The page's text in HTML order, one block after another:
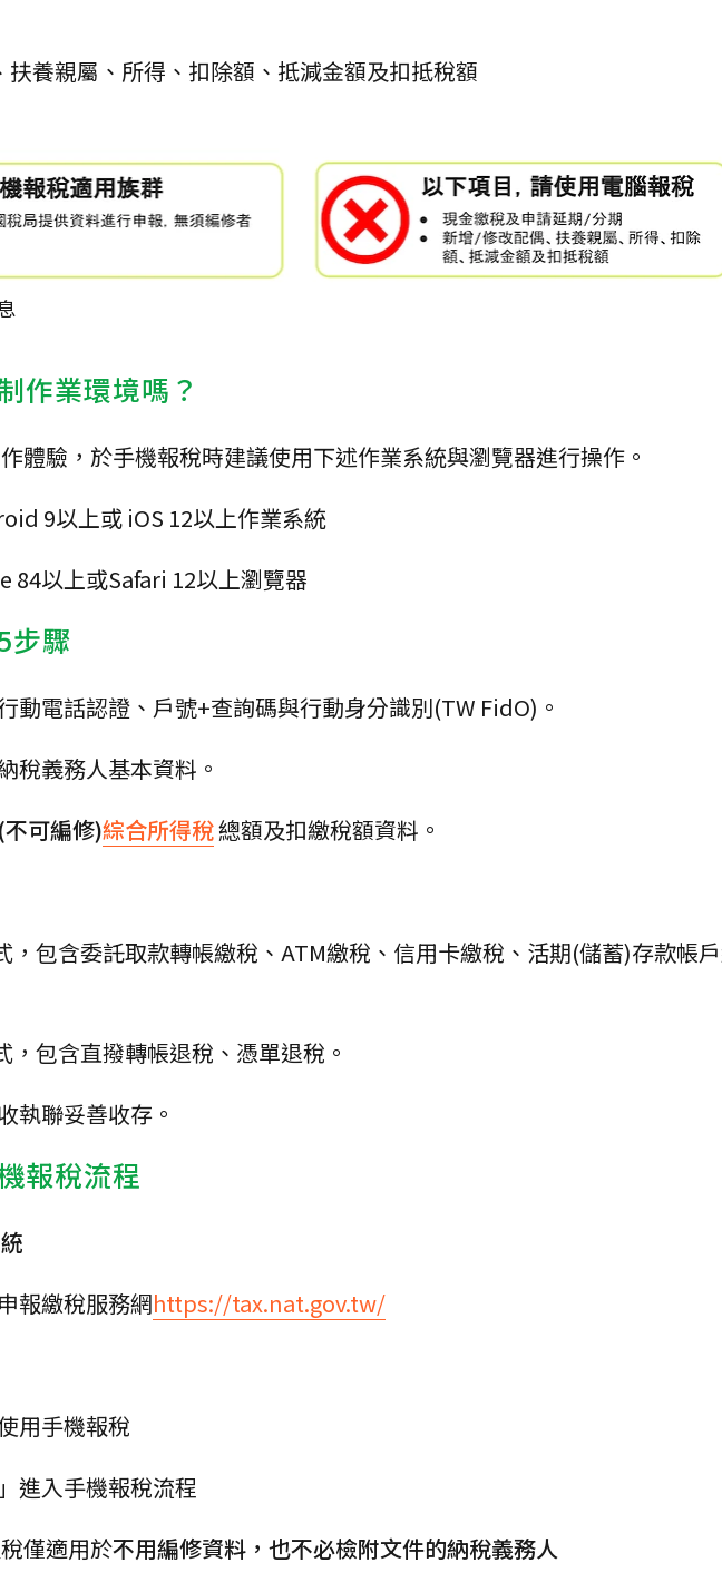
養親屬、所得、扣除額、抵減金額及扣抵稅額
作業環境嗎？
體驗，於手機報稅時建議使用下述作業系統與瀏覽器進行操作。
9以上或 iOS 12以上作業系統
84以上或Safari 12以上瀏覽器
步驟
動電話認證、戶號+查詢碼與行動身分識別(TW FidO)。
稅義務人基本資料。
(不可編修)綜合所得稅總額及扣繳稅額資料。
包含委託取款轉帳繳稅、ATM繳稅、信用卡繳稅、活期(儲蓄)存款帳
包含直撥轉帳退稅、憑單退稅。
執聯妥善收存。
報稅流程
報繳稅服務網https://tax.nat.gov.tw/
用手機報稅
進入手機報稅流程
僅適用於不用編修資料，也不必檢附文件的納稅義務人